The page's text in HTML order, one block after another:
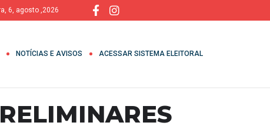
6, agosto ,2026
NOTÍCIAS E AVISOS ACESSAR SISTEMA ELEITORAL